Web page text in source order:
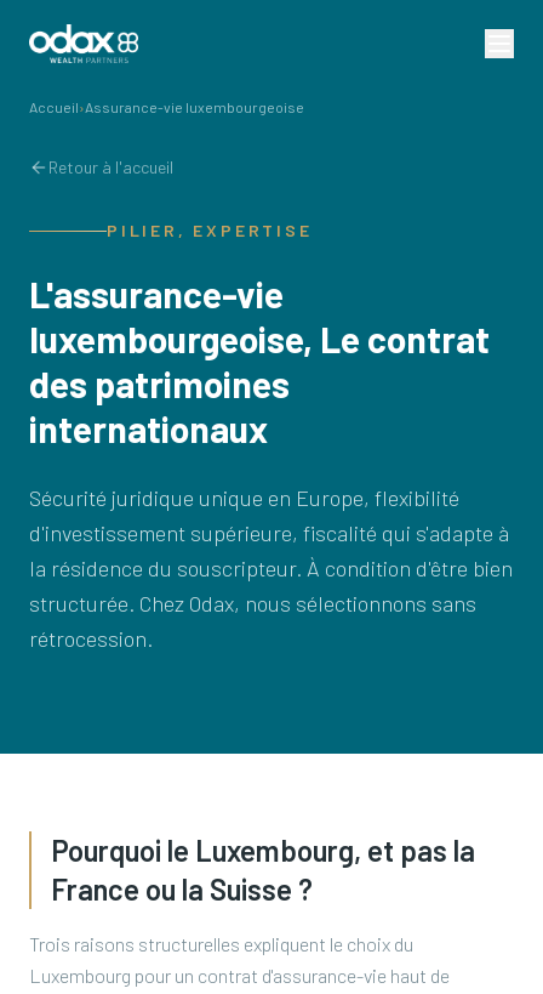
Accueil›Assurance-vie luxembourgeoise
Retour à l'accueil
PILIER, EXPERTISE
L'assurance-vie
luxembourgeoise, Le contrat
des patrimoines
internationaux
Sécurité juridique unique en Europe, flexibilité
d'investissement supérieure, fiscalité qui s'adapte à
la résidence du souscripteur. À condition d'être bien
structurée. Chez Odax, nous sélectionnons sans
rétrocession.
Pourquoi le Luxembourg, et pas la
France ou la Suisse ?
Trois raisons structurelles expliquent le choix du
Luxembourg pour un contrat d'assurance-vie haut de